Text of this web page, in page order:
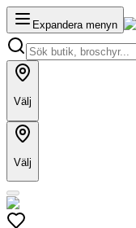
Expandera menyn
Välj
Välj